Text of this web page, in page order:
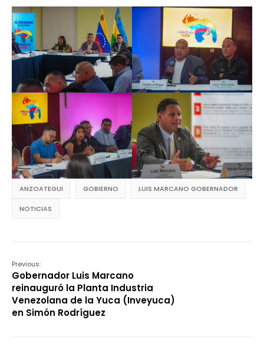
ANZOATEGUI GOBIERNO LUIS MARCANO GOBERNADOR
NOTICIAS
Previous:
Gobernador Luis Marcano
reinauguró la Planta Industria
Venezolana de la Yuca (Inveyuca)
en Simón Rodríguez